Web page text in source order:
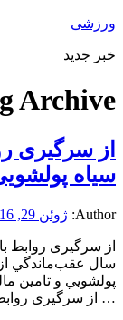
ورزشی
خبر جدید
Archive:
از سرگيری
سياه
Author: ژوئن 29, 2016
سال عقب‌ماندگي از
پولشويي و تامين
… از سرگيری